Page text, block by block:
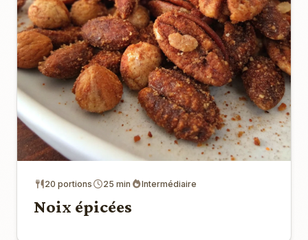
20 portions 25 min Intermédiaire
Noix épicées